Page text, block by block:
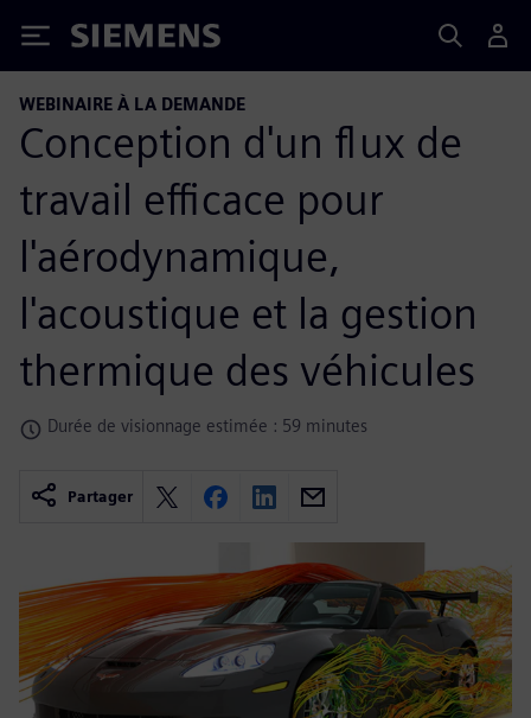
Siemens
WEBINAIRE À LA DEMANDE
Conception d'un flux de
travail efficace pour
l'aérodynamique,
l'acoustique et la gestion
thermique des véhicules
Durée de visionnage estimée : 59 minutes
Partager